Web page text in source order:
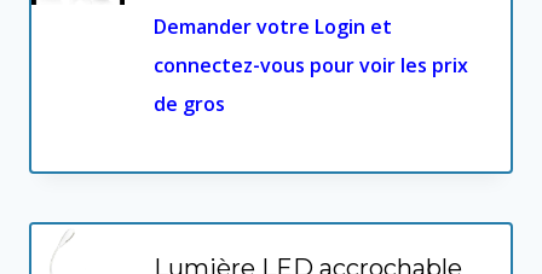
Demander votre Login et
connectez-vous pour voir les prix
de gros